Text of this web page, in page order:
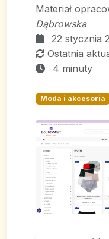
Materiał
Dąbrowska
22 stycznia
Ostatnia
4 minuty
Moda i akcesoria